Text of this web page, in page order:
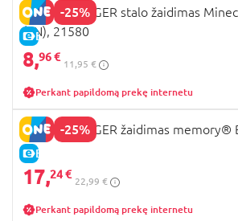
-25%
E-KAINA
RAVENSBURGER stalo žaidimas
(EN), 21580
8,96 €
11,95 €
Perkant papildomą prekę internetu
-25%
E-KAINA
RAVENSBURGER žaidimas memory®
17,24 €
22,99 €
Perkant papildomą prekę internetu